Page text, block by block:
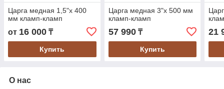
Царга медная 1,5"х 400
мм кламп-кламп
от 16 000 ₸
Купить
Царга медная 3"х 500 мм
кламп-кламп
57 990₸
Купить
21
О нас